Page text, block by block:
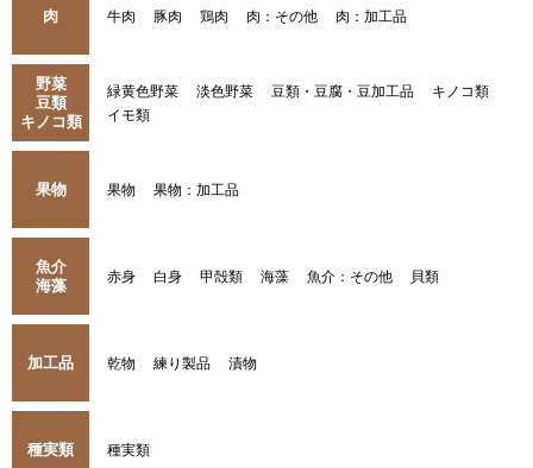
肉 牛肉 豚肉 鶏肉 肉：その他 肉：加工品
野菜
豆類
キノコ類
緑黄色野菜 淡色野菜 豆類・豆腐・豆加工品
キノコ類
イモ類
果物 果物 果物：加工品
魚介
海藻
赤身 白身 甲殻類 海藻 魚介：その他 貝類
加工品 乾物 練り製品 漬物
種実類 種実類